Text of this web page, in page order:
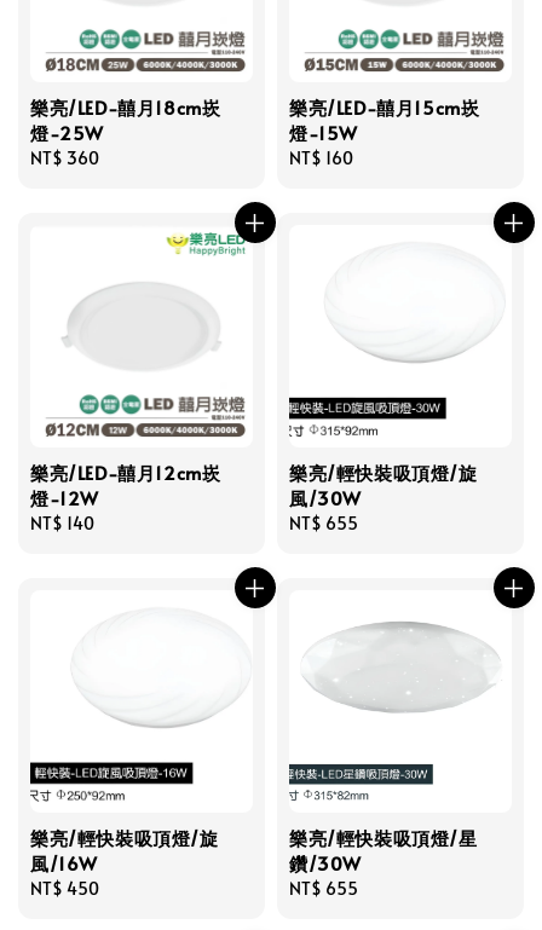
樂亮/LED-囍月18cm崁
燈-25W
Regular
NT$ 360
樂亮/LED-囍月15cm崁
燈-15W
Regular
NT$ 160
樂亮/LED-囍月12cm崁
燈-12W
Regular
NT$ 140
樂亮/輕快裝吸頂燈/旋
風/30W
Regular
NT$ 655
樂亮/輕快裝吸頂燈/旋
風/16W
Regular
NT$ 450
樂亮/輕快裝吸頂燈/星
鑽/30W
Regular
NT$ 655